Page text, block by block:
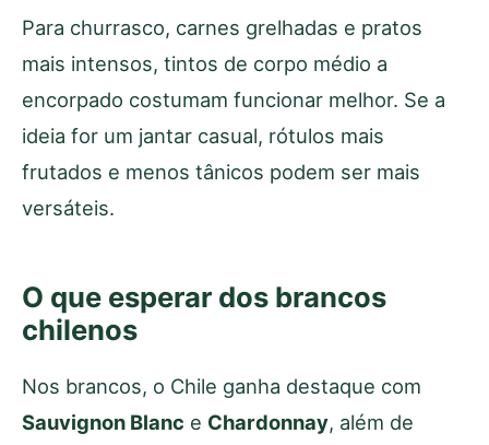
Para churrasco, carnes grelhadas e pratos
mais intensos, tintos de corpo médio a
encorpado costumam funcionar melhor. Se a
ideia for um jantar casual, rótulos mais
frutados e menos tânicos podem ser mais
versáteis.
O que esperar dos brancos
chilenos
Nos brancos, o Chile ganha destaque com
Sauvignon Blanc e Chardonnay, além de